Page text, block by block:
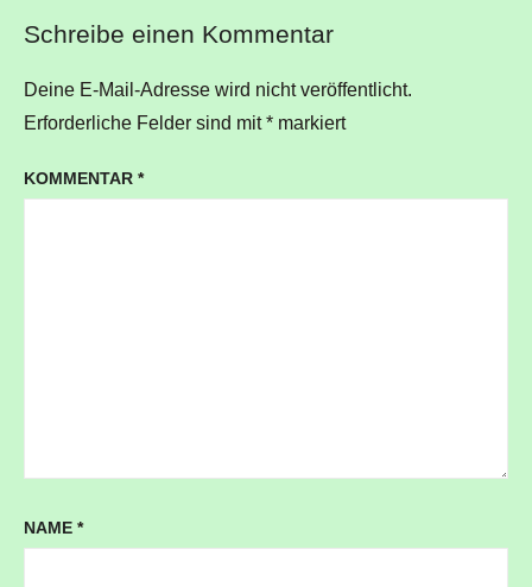
Schreibe einen Kommentar
Deine E-Mail-Adresse wird nicht veröffentlicht.
Erforderliche Felder sind mit* markiert
KOMMENTAR *
NAME *